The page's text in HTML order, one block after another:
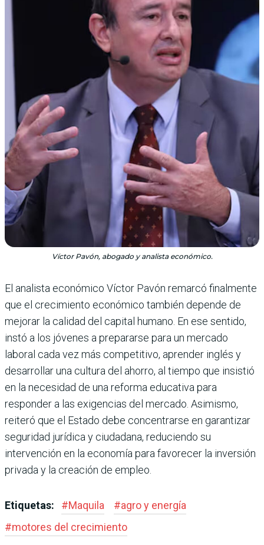
Víctor Pavón, abogado y analista económico.
El analista económico Víctor Pavón remarcó finalmente
que el crecimiento económico tam­bién depende de
mejorar la calidad del capital humano. En ese sentido,
instó a los jóvenes a prepararse para un mercado
laboral cada vez más competi­tivo, aprender inglés y
desarro­llar una cultura del ahorro, al tiempo que insistió
en la nece­sidad de una reforma educativa para
responder a las exigencias del mercado. Asimismo,
reiteró que el Estado debe concentrarse en garantizar
seguridad jurídica y ciudadana, reduciendo su
intervención en la economía para favore­cer la inversión
privada y la creación de empleo.
Etiquetas: #Maquila #agro y energía
#motores del crecimiento